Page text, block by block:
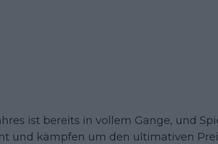
ist bereits in vollem Gange, und
und kämpfen um den ultimativen